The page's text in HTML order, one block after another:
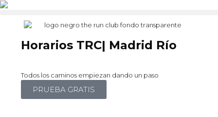
Horarios TRC| Madrid Río
Todos los caminos empiezan dando un paso
PRUEBA GRATIS